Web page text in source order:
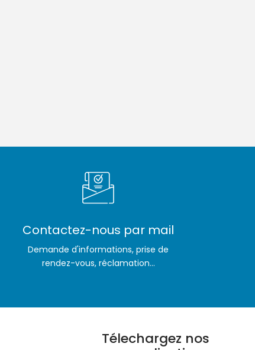
Contactez-nous par mail
Demande d'informations, prise de
rendez-vous, réclamation...
Télechargez nos